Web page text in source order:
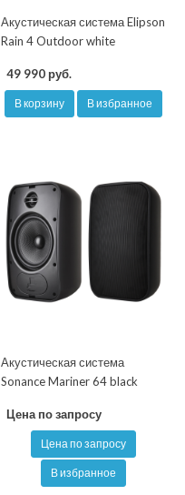
Акустическая система Elipson
Rain 4 Outdoor white
49 990 руб.
В корзину В избранное
Акустическая система
Sonance Mariner 64 black
Цена по запросу
Цена по запросу
В избранное